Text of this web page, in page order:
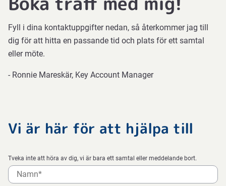
Fyll i dina kontaktuppgifter nedan, så återkommer jag till
dig för att hitta en passande tid och plats för ett samtal
eller möte.
- Ronnie Mareskär, Key Account Manager
Vi är här för att hjälpa till
Tveka inte att höra av dig, vi är bara ett samtal eller meddelande bort.